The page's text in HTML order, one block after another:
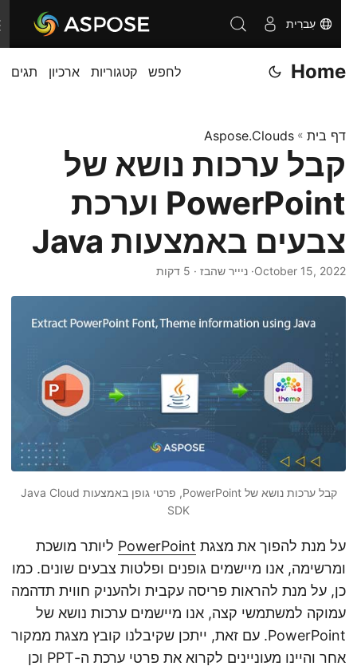
עִברִית
Home לחפש קטגוריות ארכיון תגים
דף בית»
Aspose.Clouds
קבל ערכות נושא של
PowerPoint וערכת
צבעים באמצעות Java
October 15, 2022· ניייר שהבז · 5 דקות
קבל ערכות נושא של PowerPoint, פרטי גופן באמצעות Java Cloud
SDK
על מנת להפוך את מצגתPowerPointליותר מושכת
ומרשימה, אנו מיישמים גופנים ופלטות צבעים שונים. כמו
כן, על מנת להראות פריסה עקבית ולהעניק חווית תדהמה
עמוקה למשתמשי קצה, אנו מיישמים ערכות נושא של
PowerPoint. עם זאת, ייתכן שקיבלנו קובץ מצגת ממקור
אחר והיינו מעוניינים לקרוא את פרטי ערכת ה-PPT וכן